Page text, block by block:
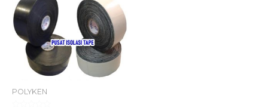
POLYKEN